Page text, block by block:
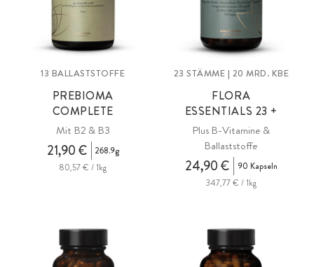
13 BALLASTSTOFFE
PREBIOMA
COMPLETE
Mit B2 & B3
21,90 €
268.9g
80,57 € / 1kg
23 STÄMME | 20 MRD. KBE
FLORA
ESSENTIALS 23 +
Plus B-Vitamine &
Ballaststoffe
24,90 €
90 Kapseln
347,77 € / 1kg